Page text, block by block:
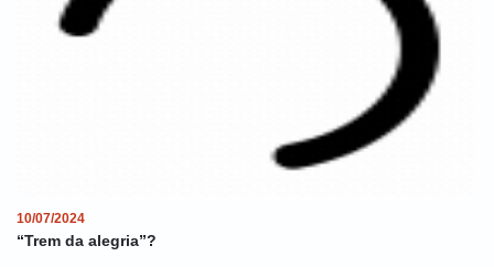
10/07/2024
“Trem da alegria”?